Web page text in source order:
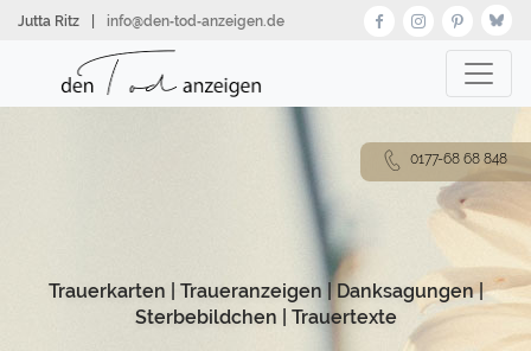
zumJutta Ritz info@den‑tod‑anzeigen.de
Trauerkarten Traueranzeigen |Danksagungen|
Sterbebildchen
Trauertexte
0177-68 68 848